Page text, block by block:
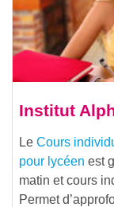
Institut
Le Cours
pour lycéen est
matin et cours
Permet